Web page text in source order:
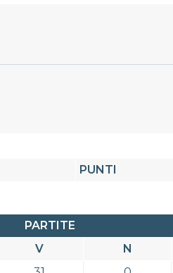
PUNTI
PARTITE
V N